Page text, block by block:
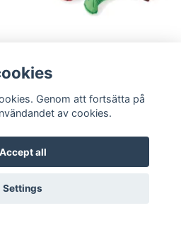
Figurer 4 - en elefant
Ellen
Logga in för pris
BÄSTSÄLJARE
Genom att fortsätta på
av cookies.
Accept all
Settings